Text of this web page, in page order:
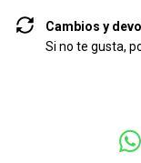
Cambios y
Si no te gusta,